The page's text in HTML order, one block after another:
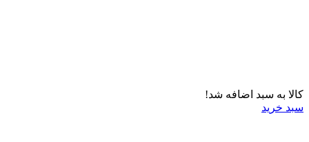
کالا به سبد اضافه شد!
سبد خرید